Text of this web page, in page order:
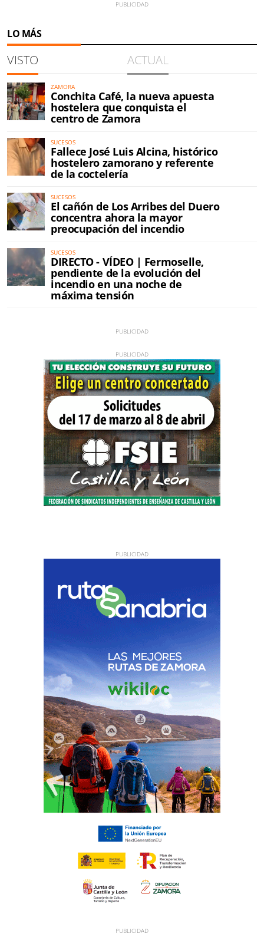
LO MÁS
VISTO ACTUAL
ZAMORA
Conchita Café, la nueva apuesta
hostelera que conquista el
centro de Zamora
SUCESOS
Fallece José Luis Alcina, histórico
hostelero zamorano y referente
de la coctelería
SUCESOS
El cañón de Los Arribes del Duero
concentra ahora la mayor
preocupación del incendio
SUCESOS
DIRECTO - VÍDEO | Fermoselle,
pendiente de la evolución del
incendio en una noche de
máxima tensión